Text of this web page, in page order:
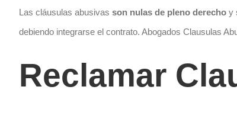
Las cláusulas abusivas son nulas de pleno derechoy
debiendo integrarse el contrato. Abogados Clausulas
Reclamar